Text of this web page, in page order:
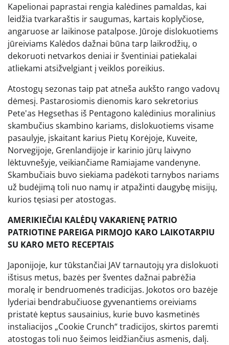
Kapelionai paprastai rengia kalėdines pamaldas, kai
leidžia tvarkaraštis ir saugumas, kartais koplyčiose,
angaruose ar laikinose patalpose. Jūroje dislokuotiems
jūreiviams Kalėdos dažnai būna tarp laikrodžių, o
dekoruoti netvarkos deniai ir šventiniai patiekalai
atliekami atsižvelgiant į veiklos poreikius.
Atostogų sezonas taip pat atneša aukšto rango vadovų
dėmesį. Pastarosiomis dienomis karo sekretorius
Pete'as Hegsethas iš Pentagono kalėdinius moralinius
skambučius skambino kariams, dislokuotiems visame
pasaulyje, įskaitant karius Pietų Korėjoje, Kuveite,
Norvegijoje, Grenlandijoje ir karinio jūrų laivyno
lėktuvnešyje, veikiančiame Ramiajame vandenyne.
Skambučiais buvo siekiama padėkoti tarnybos nariams
už budėjimą toli nuo namų ir atpažinti daugybę misijų,
kurios tęsiasi per atostogas.
AMERIKIEČIAI KALĖDŲ VAKARIENĘ PATRIO
PATRIOTINE PAREIGA PIRMOJO KARO LAIKOTARPIU
SU KARO METO RECEPTAIS
Japonijoje, kur tūkstančiai JAV tarnautojų yra dislokuoti
ištisus metus, bazės per šventes dažnai pabrėžia
moralę ir bendruomenės tradicijas. Jokotos oro bazėje
lyderiai bendrabučiuose gyvenantiems oreiviams
pristatė keptus sausainius, kurie buvo kasmetinės
instaliacijos „Cookie Crunch“ tradicijos, skirtos paremti
atostogas toli nuo šeimos leidžiančius asmenis, dalį.